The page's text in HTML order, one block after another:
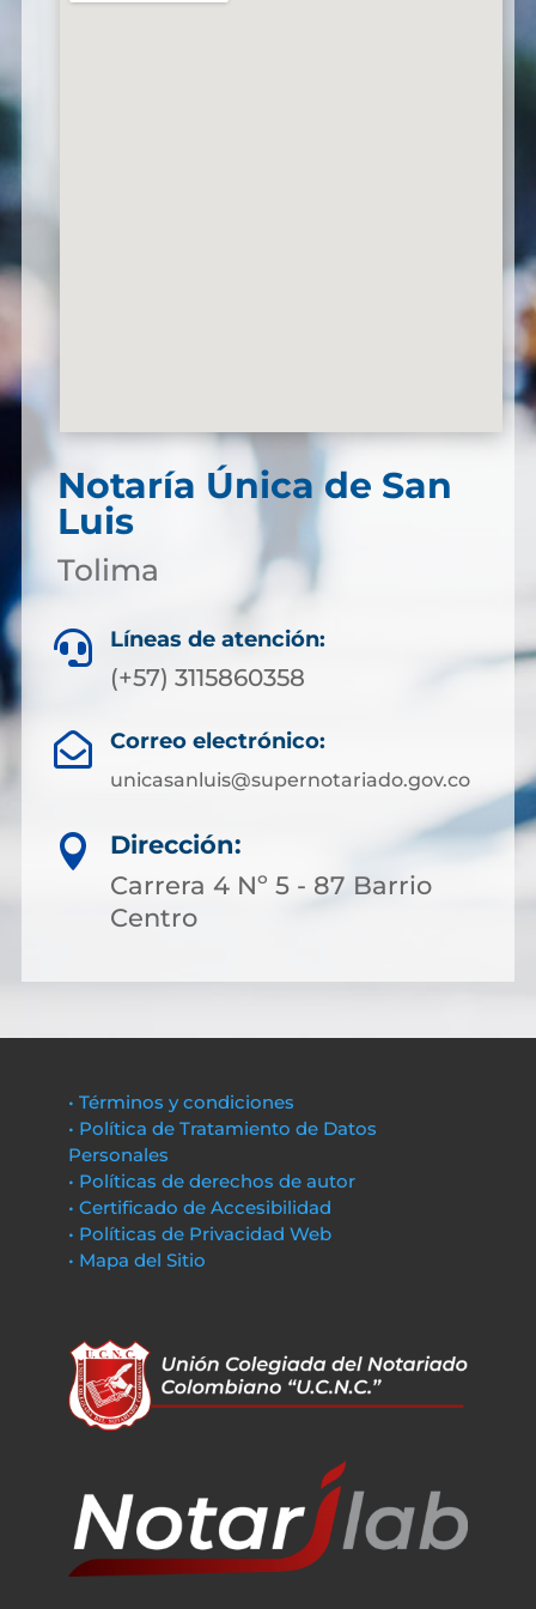
Notaría Única de San
Luis
Tolima
 Líneas de atención:
(+57) 3115860358
 Correo electrónico:
unicasanluis@supernotariado.gov.co

Dirección:
Carrera 4 Nº 5 - 87 Barrio
Centro
• Términos y condiciones
• Política de Tratamiento de Datos
Personales
• Políticas de derechos de autor
• Certificado de Accesibilidad
• Políticas de Privacidad Web
• Mapa del Sitio